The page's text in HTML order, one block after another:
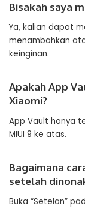
Bisakah saya
Ya, kalian dapat
menambahkan
keinginan.
Apakah App
Xiaomi?
App Vault hanya
MIUI 9 ke atas.
Bagaimana
setelah
Buka “Setelan”